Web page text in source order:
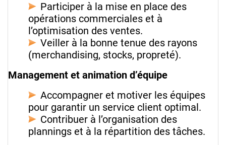
Participer à la mise en place des
opérations commerciales et à
l’optimisation des ventes.
Veiller à la bonne tenue des rayons
(merchandising, stocks, propreté).
Management et animation d’équipe
Accompagner et motiver les équipes
pour garantir un service client optimal.
Contribuer à l’organisation des
plannings et à la répartition des tâches.